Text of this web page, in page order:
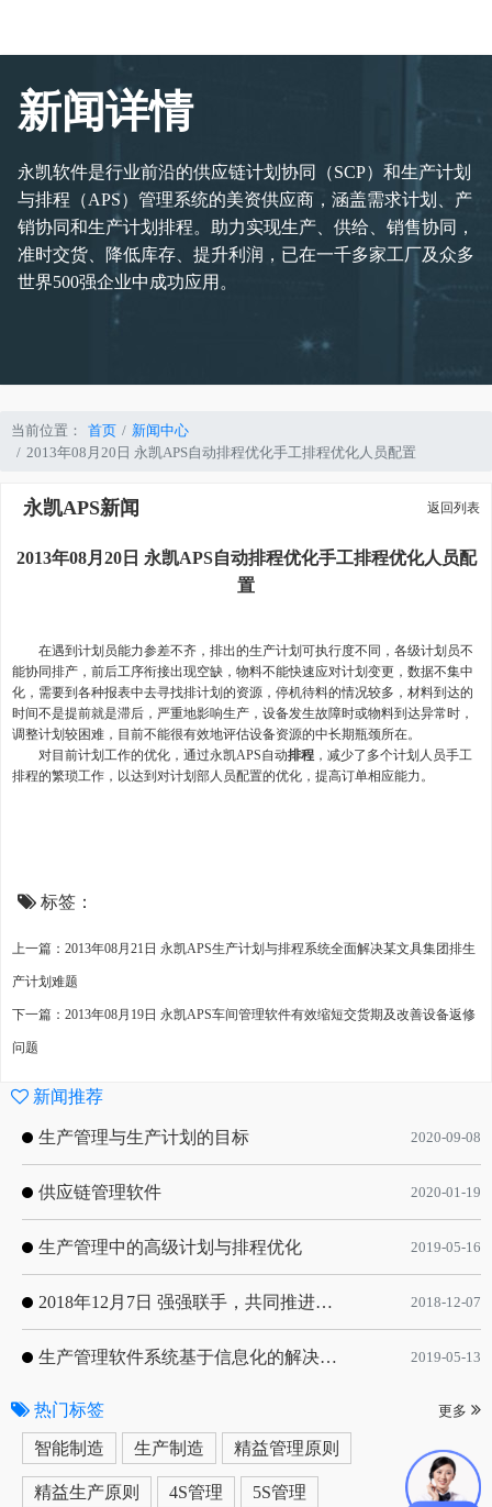
新闻详情
永凯软件是行业前沿的供应链计划协同（SCP）和生产计划
与排程（APS）管理系统的美资供应商，涵盖需求计划、产
销协同和生产计划排程。助力实现生产、供给、销售协同，
准时交货、降低库存、提升利润，已在一千多家工厂及众多
世界500强企业中成功应用。
当前位置： 首页
新闻中心
2013年08月20日 永凯APS自动排程优化手工排程优化人员配置
永凯APS新闻 返回列表
2013年08月20日 永凯APS自动排程优化手工排程优化人员配
置
在遇到计划员能力参差不齐，排出的生产计划可执行度不同，各级计划员不
能协同排产，前后工序衔接出现空缺，物料不能快速应对计划变更，数据不集中
化，需要到各种报表中去寻找排计划的资源，停机待料的情况较多，材料到达的
时间不是提前就是滞后，严重地影响生产，设备发生故障时或物料到达异常时，
调整计划较困难，目前不能很有效地评估设备资源的中长期瓶颈所在。
对目前计划工作的优化，通过永凯APS自动排程 ，减少了多个计划人员手工
排程的繁琐工作，以达到对计划部人员配置的优化，提高订单相应能力。
标签：
上一篇：2013年08月21日 永凯APS生产计划与排程系统全面解决某文具集团排生
产计划难题
下一篇：2013年08月19日 永凯APS车间管理软件有效缩短交货期及改善设备返修
问题
新闻推荐
生产管理与生产计划的目标 2020-09-08
供应链管理软件 2020-01-19
生产管理中的高级计划与排程优化 2019-05-16
2018年12月7日 强强联手，共同推进电子器件领域APS应用典范 风华高科生产自动化工业互联网应用项目-APS项目启动会 2018-12-07
生产管理软件系统基于信息化的解决方案 2019-05-13
热门标签 更多
智能制造 生产制造 精益管理原则
精益生产原则 4S管理 5S管理